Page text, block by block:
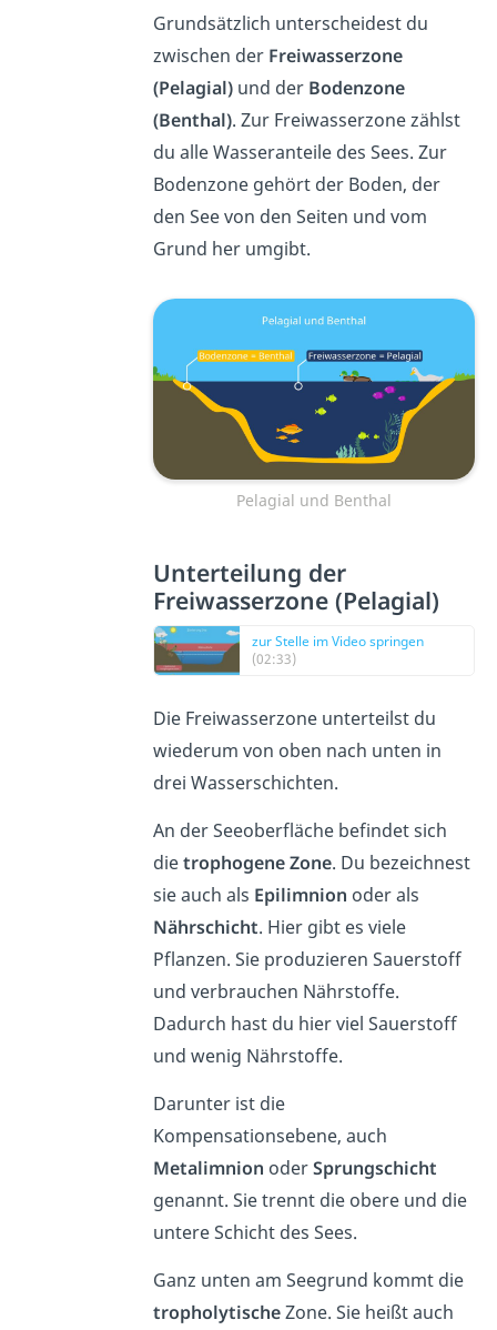
Grundsätzlich unterscheidest du
zwischen der Freiwasserzone
(Pelagial) und der Bodenzone
(Benthal). Zur Freiwasserzone zählst
du alle Wasseranteile des Sees. Zur
Bodenzone gehört der Boden, der
den See von den Seiten und vom
Grund her umgibt.
Pelagial und Benthal
Unterteilung der
Freiwasserzone (Pelagial)
zur Stelle im Video springen
(02:33)
Die Freiwasserzone unterteilst du
wiederum von oben nach unten in
drei Wasserschichten.
An der Seeoberfläche befindet sich
dietrophogene Zone. Du bezeichnest
sie auch als Epilimnion oder als
Nährschicht. Hier gibt es viele
Pflanzen. Sie produzieren Sauerstoff
und verbrauchen Nährstoffe.
Dadurch hast du hier viel Sauerstoff
und wenig Nährstoffe.
Darunter ist die
Kompensationsebene, auch
Metalimnion oderSprungschicht
genannt. Sie trennt die obere und die
untere Schicht des Sees.
Ganz unten am Seegrund kommt die
tropholytischeZone. Sie heißt auch